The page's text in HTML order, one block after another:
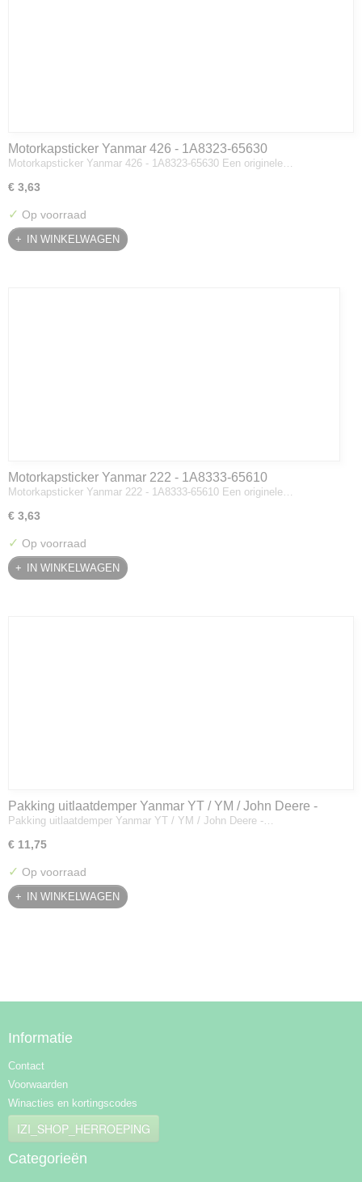
Motorkapsticker Yanmar 426 - 1A8323-65630
Motorkapsticker Yanmar 426 - 1A8323-65630 Een originele…
€ 3,63
✓ Op voorraad
IN WINKELWAGEN
Motorkapsticker Yanmar 222 - 1A8333-65610
Motorkapsticker Yanmar 222 - 1A8333-65610 Een originele…
€ 3,63
✓ Op voorraad
IN WINKELWAGEN
Pakking uitlaatdemper Yanmar YT / YM / John Deere -
128300-13230
Pakking uitlaatdemper Yanmar YT / YM / John Deere -…
€ 11,75
✓ Op voorraad
IN WINKELWAGEN
Informatie
Contact
Voorwaarden
Winacties en kortingscodes
IZI_SHOP_HERROEPING
Categorieën